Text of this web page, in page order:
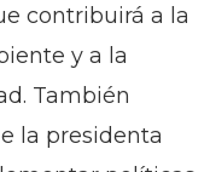
contribuirá a la
y a la
También
la presidenta